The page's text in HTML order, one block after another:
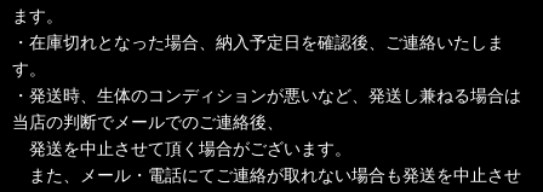
ます。
・在庫切れとなった場合、納入予定日を確認後、ご連絡いたしま
す。
・発送時、生体のコンディションが悪いなど、発送し兼ねる場合は
当店の判断でメールでのご連絡後、
発送を中止させて頂く場合がございます。
また、メール・電話にてご連絡が取れない場合も発送を中止させ